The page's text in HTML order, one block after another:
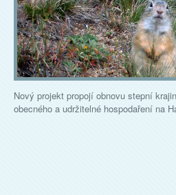
Nový projekt propojí obnovu stepní
obecného a udržitelné hospodaření na